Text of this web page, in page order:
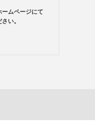
ームページにて
い。